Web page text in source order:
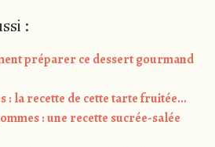
:
préparer ce dessert gourmand
: la recette de cette tarte fruitée…
: une recette sucrée-salée